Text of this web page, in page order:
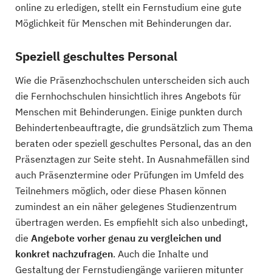
online zu erledigen, stellt ein Fernstudium eine gute
Möglichkeit für Menschen mit Behinderungen dar.
Speziell geschultes Personal
Wie die Präsenzhochschulen unterscheiden sich auch
die Fernhochschulen hinsichtlich ihres Angebots für
Menschen mit Behinderungen. Einige punkten durch
Behindertenbeauftragte, die grundsätzlich zum Thema
beraten oder speziell geschultes Personal, das an den
Präsenztagen zur Seite steht. In Ausnahmefällen sind
auch Präsenztermine oder Prüfungen im Umfeld des
Teilnehmers möglich, oder diese Phasen können
zumindest an ein näher gelegenes Studienzentrum
übertragen werden. Es empfiehlt sich also unbedingt,
die Angebote vorher genau zu vergleichen und
konkret nachzufragen. Auch die Inhalte und
Gestaltung der Fernstudiengänge variieren mitunter